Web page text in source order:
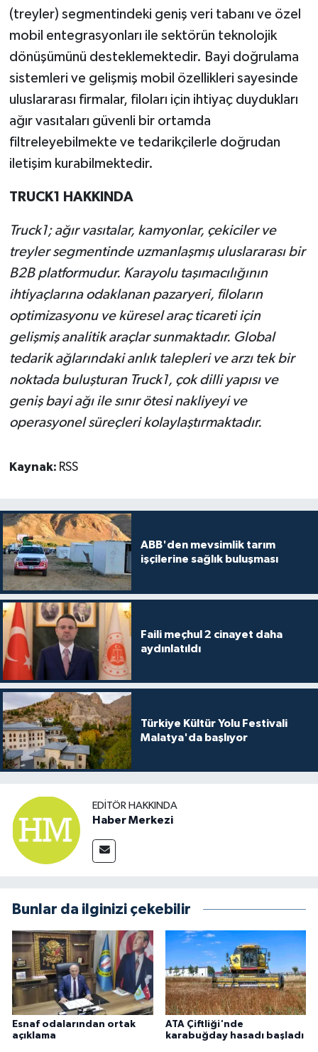
(treyler) segmentindeki geniş veri tabanı ve özel
mobil entegrasyonları ile sektörün teknolojik
dönüşümünü desteklemektedir. Bayi doğrulama
sistemleri ve gelişmiş mobil özellikleri sayesinde
uluslararası firmalar, filoları için ihtiyaç duydukları
ağır vasıtaları güvenli bir ortamda
filtreleyebilmekte ve tedarikçilerle doğrudan
iletişim kurabilmektedir.
TRUCK1 HAKKINDA
Truck1; ağır vasıtalar, kamyonlar, çekiciler ve
treyler segmentinde uzmanlaşmış uluslararası bir
B2B platformudur. Karayolu taşımacılığının
ihtiyaçlarına odaklanan pazaryeri, filoların
optimizasyonu ve küresel araç ticareti için
gelişmiş analitik araçlar sunmaktadır. Global
tedarik ağlarındaki anlık talepleri ve arzı tek bir
noktada buluşturan Truck1, çok dilli yapısı ve
geniş bayi ağı ile sınır ötesi nakliyeyi ve
operasyonel süreçleri kolaylaştırmaktadır.
Kaynak: RSS
ABB'den mevsimlik tarım
işçilerine sağlık buluşması
Faili meçhul 2 cinayet daha
aydınlatıldı
Türkiye Kültür Yolu Festivali
Malatya'da başlıyor
EDITÖR HAKKINDA
Haber Merkezi
Bunlar da ilginizi çekebilir
Esnaf odalarından ortak
açıklama
ATA Çiftliği'nde
karabuğday hasadı başladı